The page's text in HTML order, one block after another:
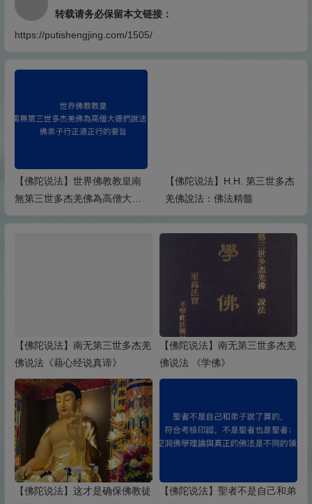
转载请务必保留本文链接：
https://putishengjing.com/1505/
【佛陀说法】世界佛教教皇南
無第三世多杰羌佛為高僧大德
們說法：佛弟子行正道正行的
【佛陀说法】H.H. 第三世多杰
羌佛說法：佛法精髓
【佛陀说法】南无第三世多杰羌
佛说法《藉心经说真谛》
【佛陀说法】南无第三世多杰羌
佛说法 《学佛》
【佛陀说法】这才是确保佛教徒
【佛陀说法】聖者不是自己和弟